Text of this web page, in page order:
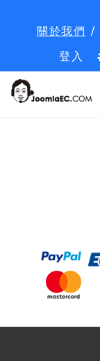
關於我們 /
登入